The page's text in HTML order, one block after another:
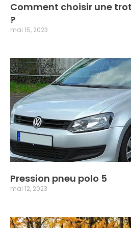
Comment choisir une
?
mai 15, 2023
Pression pneu polo 5
mai 12, 2023